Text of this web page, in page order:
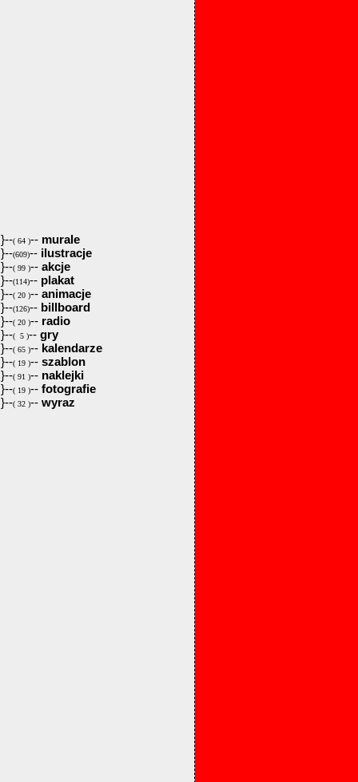
}--( 64 )-- murale
}--(609)-- ilustracje
}--( 99 )-- akcje
}--(114)-- plakat
}--( 20 )-- animacje
}--(126)-- billboard
}--( 20 )-- radio
}--( 5 )-- gry
}--( 65 )-- kalendarze
}--( 19 )-- szablon
}--( 91 )-- naklejki
}--( 19 )-- fotografie
}--( 32 )-- wyraz